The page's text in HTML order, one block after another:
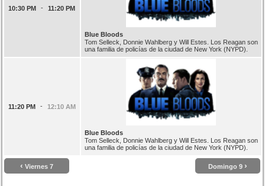
10:30 PM - 11:20 PM
Blue Bloods
Tom Selleck, Donnie Wahlberg y Will Estes. Los Reagan son
una familia de policías de la ciudad de New York (NYPD).
11:20 PM - 12:10 AM
Blue Bloods
Tom Selleck, Donnie Wahlberg y Will Estes. Los Reagan son
una familia de policías de la ciudad de New York (NYPD).
‹ Viernes 7 Domingo 9 ›